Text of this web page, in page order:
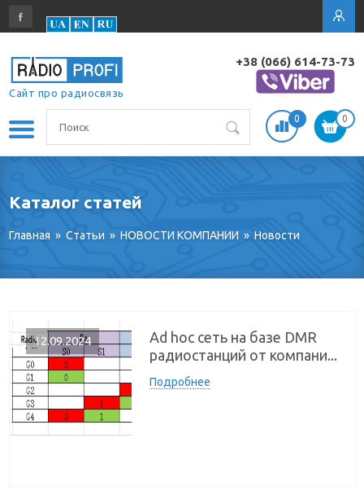
Сайт про радиосвязь
+38 (066) 614-73-73
0 0
Каталог статей
Главная » Статьи » НОВОСТИ КОМПАНИИ » Новости
12.09.2024
Ad hoc сеть на базе DMR
радиостанций от компани...
Подробнее